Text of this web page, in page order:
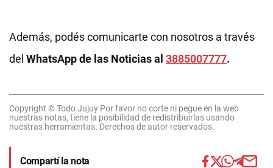
Además, podés comunicarte con nosotros a través
del WhatsApp de las Noticias al 3885007777.
Copyright © Todo Jujuy Por favor no corte ni pegue en la web
nuestras notas, tiene la posibilidad de redistribuirlas usando
nuestras herramientas. Derechos de autor reservados.
Compartí la nota